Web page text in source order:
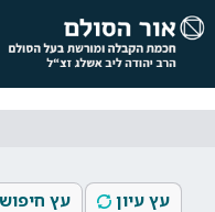
עץ עיון עץ חיפוש